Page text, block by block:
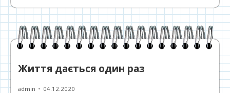
Життя дається один раз
Автор
admin Опубліковано
04.12.2020